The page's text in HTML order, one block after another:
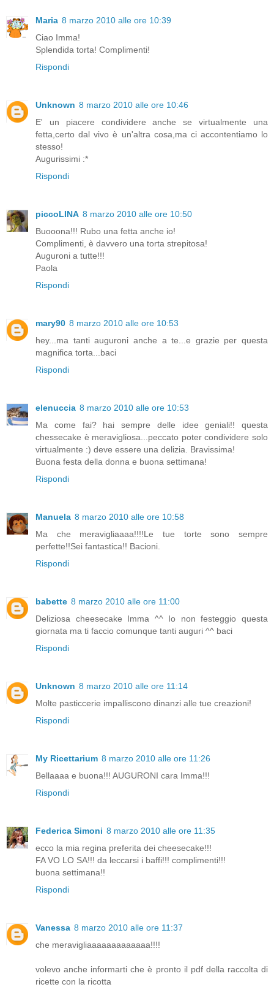
Maria 8 marzo 2010 alle ore 10:39
Ciao Imma!
Splendida torta! Complimenti!
Rispondi
Unknown 8 marzo 2010 alle ore 10:46
E' un piacere condividere anche se virtualmente una
fetta,certo dal vivo è un'altra cosa,ma ci accontentiamo lo
stesso!
Augurissimi :*
Rispondi
piccoLINA 8 marzo 2010 alle ore 10:50
Buooona!!! Rubo una fetta anche io!
Complimenti, è davvero una torta strepitosa!
Auguroni a tutte!!!
Paola
Rispondi
mary90 8 marzo 2010 alle ore 10:53
hey...ma tanti auguroni anche a te...e grazie per questa
magnifica torta...baci
Rispondi
elenuccia 8 marzo 2010 alle ore 10:53
Ma come fai? hai sempre delle idee geniali!! questa
chessecake è meravigliosa...peccato poter condividere solo
virtualmente :) deve essere una delizia. Bravissima!
Buona festa della donna e buona settimana!
Rispondi
Manuela 8 marzo 2010 alle ore 10:58
Ma che meravigliaaaa!!!!Le tue torte sono sempre
perfette!!Sei fantastica!! Bacioni.
Rispondi
babette 8 marzo 2010 alle ore 11:00
Deliziosa cheesecake Imma ^^ Io non festeggio questa
giornata ma ti faccio comunque tanti auguri ^^ baci
Rispondi
Unknown 8 marzo 2010 alle ore 11:14
Molte pasticcerie impalliscono dinanzi alle tue creazioni!
Rispondi
My Ricettarium 8 marzo 2010 alle ore 11:26
Bellaaaa e buona!!! AUGURONI cara Imma!!!
Rispondi
Federica Simoni 8 marzo 2010 alle ore 11:35
ecco la mia regina preferita dei cheesecake!!!
FA VO LO SA!!! da leccarsi i baffi!!! complimenti!!!
buona settimana!!
Rispondi
Vanessa 8 marzo 2010 alle ore 11:37
che meravigliaaaaaaaaaaaaa!!!!
volevo anche informarti che è pronto il pdf della raccolta di
ricette con la ricotta